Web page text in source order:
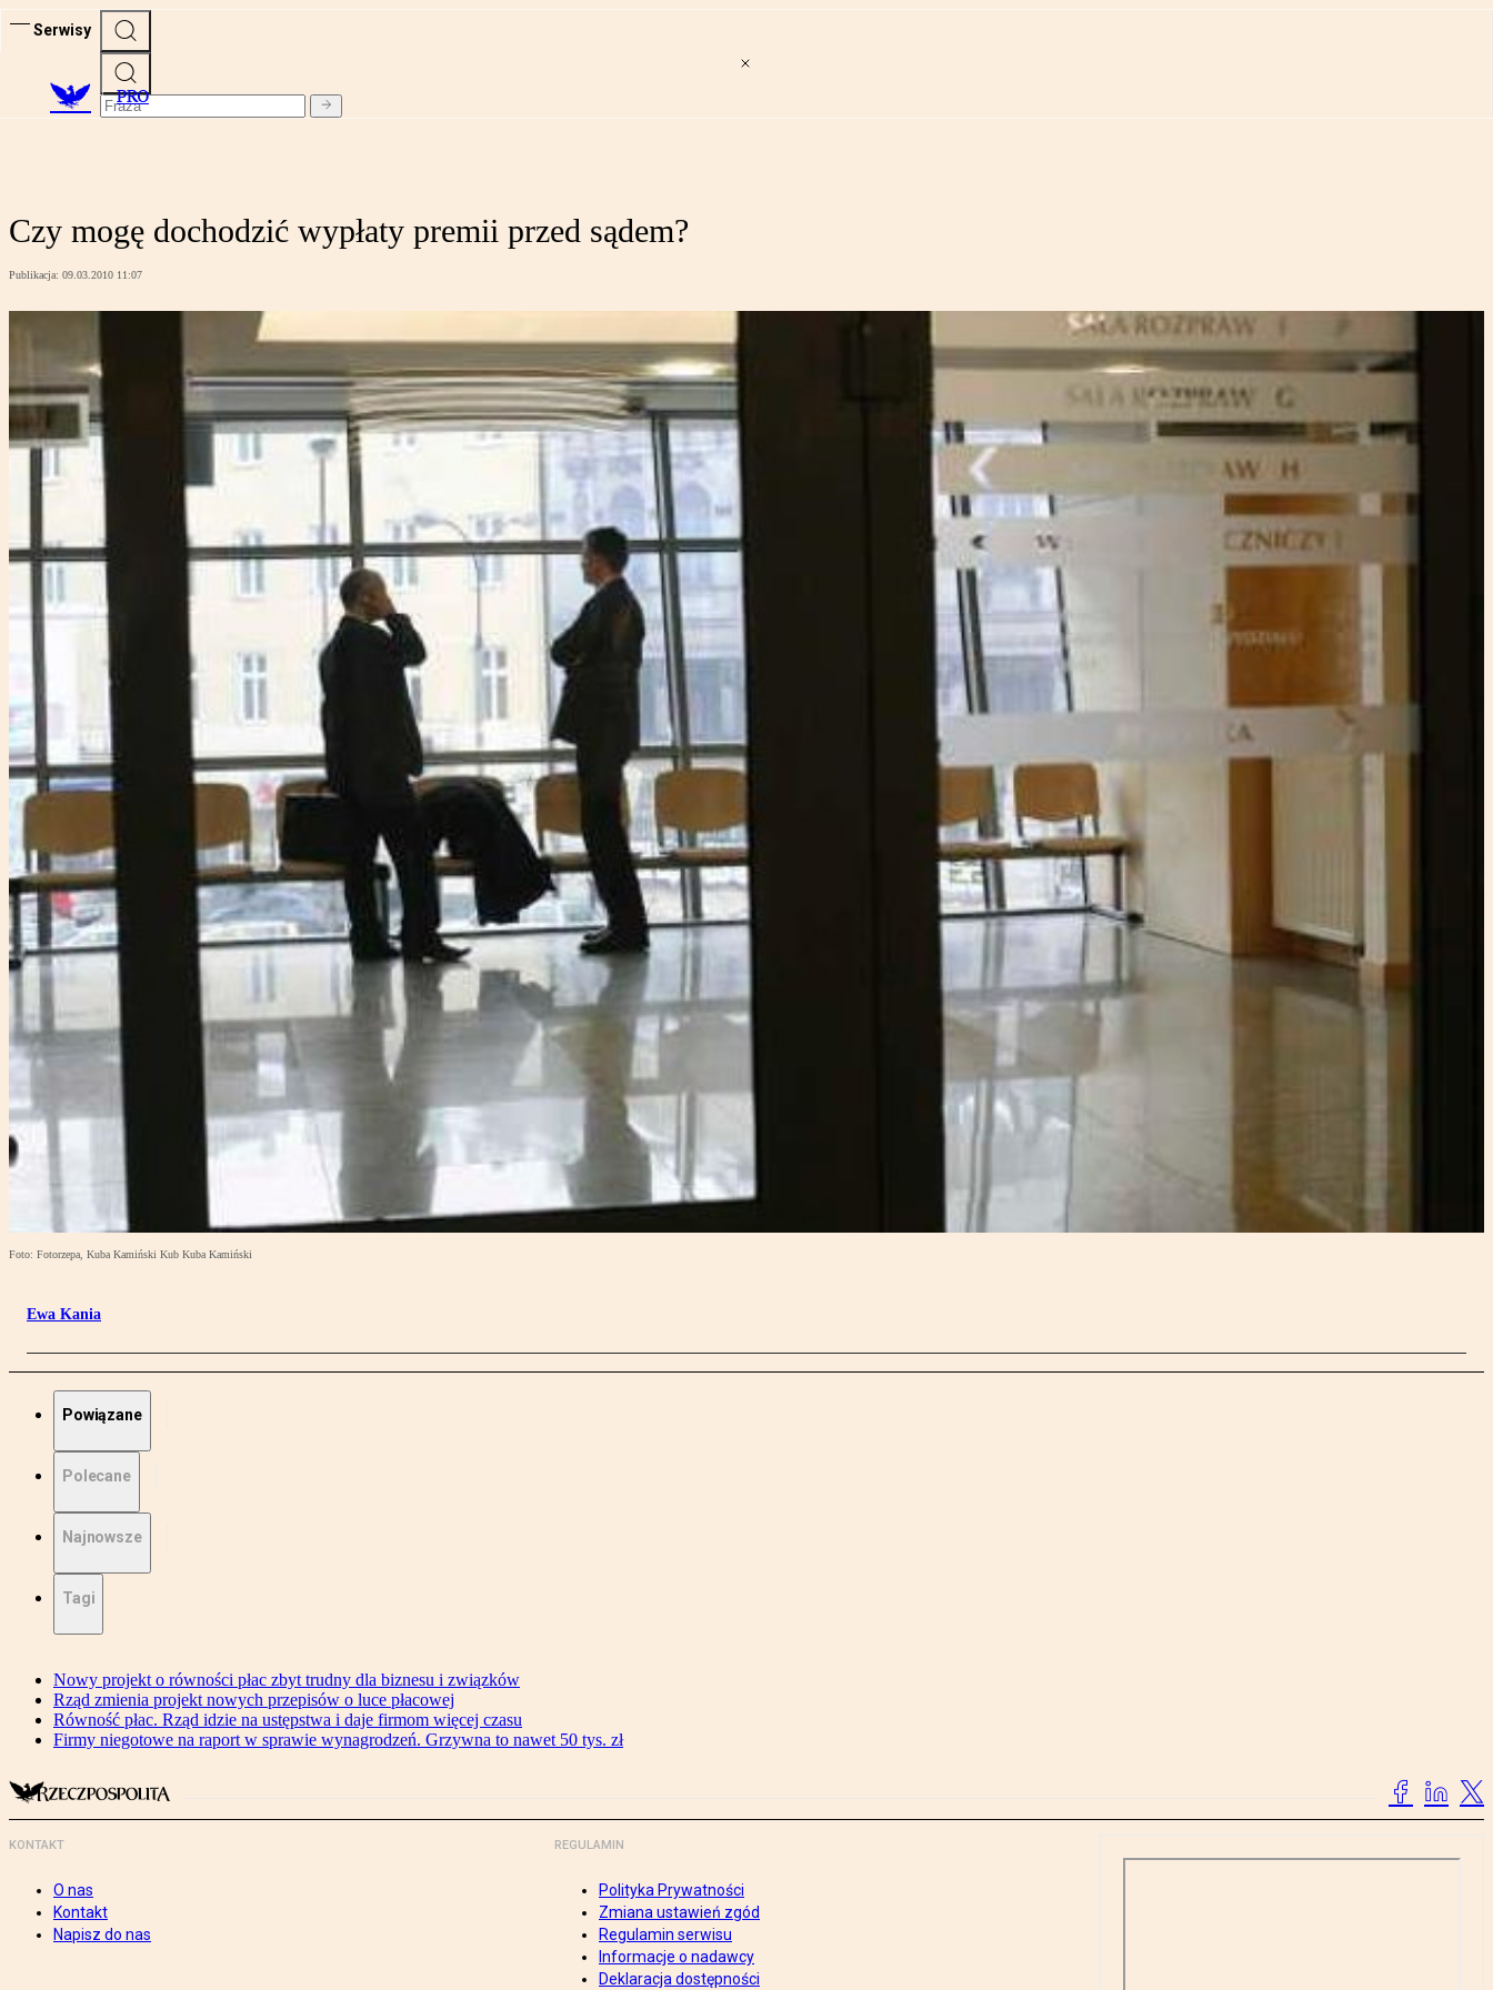
Serwisy
PRO
Czy mogę dochodzić wypłaty premii przed sądem?
Publikacja: 09.03.2010 11:07
Foto: Fotorzepa, Kuba Kamiński Kub Kuba Kamiński
Ewa Kania
Powiązane
Polecane
Najnowsze
Tagi
Nowy projekt o równości płac zbyt trudny dla biznesu i związków
Rząd zmienia projekt nowych przepisów o luce płacowej
Równość płac. Rząd idzie na ustępstwa i daje firmom więcej czasu
Firmy niegotowe na raport w sprawie wynagrodzeń. Grzywna to nawet 50 tys. zł
KONTAKT
O nas
Kontakt
Napisz do nas
REGULAMIN
Polityka Prywatności
Zmiana ustawień zgód
Regulamin serwisu
Informacje o nadawcy
Deklaracja dostępności